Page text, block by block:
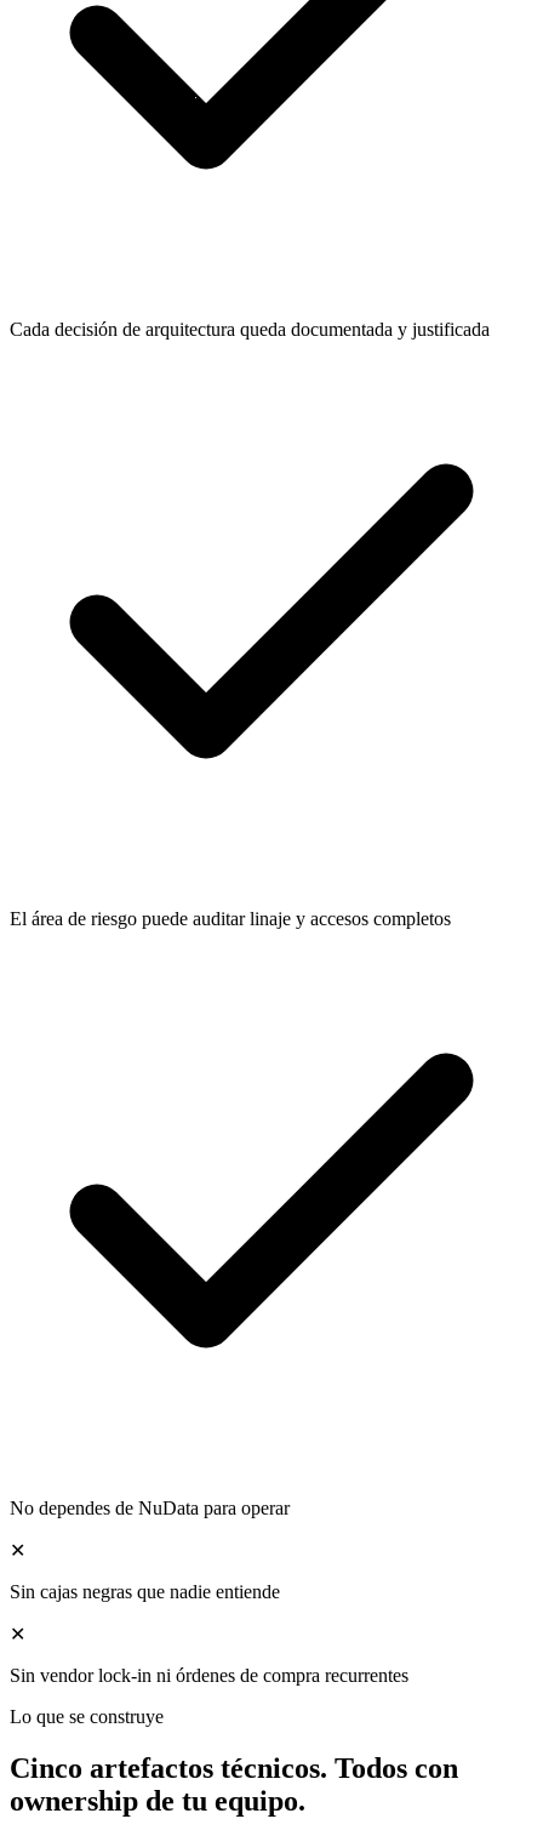
Cada decisión de arquitectura queda documentada y justificada
El área de riesgo puede auditar linaje y accesos completos
No dependes de NuData para operar
✕
Sin cajas negras que nadie entiende
✕
Sin vendor lock-in ni órdenes de compra recurrentes
Lo que se construye
Cinco artefactos técnicos. Todos con
ownership de tu equipo.